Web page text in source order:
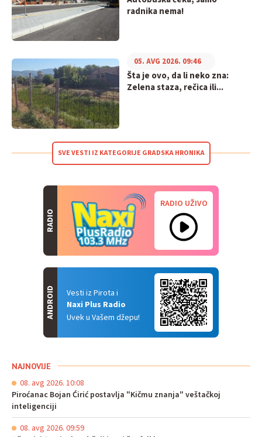
radnika nema!
Šta je ovo, da li neko zna:
Zelena staza, rečica ili...
05. AVG 2026. 09:46
SVE VESTI IZ KATEGORIJE GRADSKA HRONIKA
RADIO
RADIO UŽIVO
Vesti iz Pirota i
Naxi Plus Radio
Uvek u Vašem džepu!
ANDROID
NAJNOVIJE
08. avg 2026. 10:08
Piroćanac Bojan Ćirić postavlja "Kičmu znanja" veštačkoj
inteligenciji
08. avg 2026. 09:59